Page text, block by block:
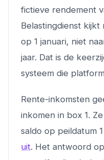
fictieve rendement
Belastingdienst kijkt
op 1 januari, niet
jaar. Dat is de
systeem die
Rente-inkomsten
inkomen in box 1.
saldo op peildatum
uit. Het antwoord